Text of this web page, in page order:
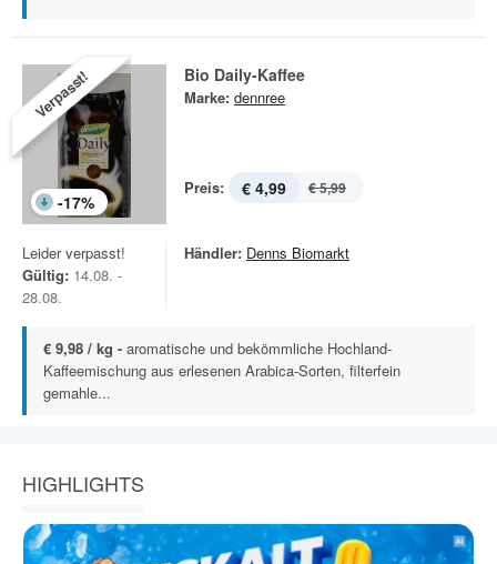
Verpasst!
-17%
Bio Daily-Kaffee
Marke: dennree
Preis: € 4,99 € 5,99
Leider verpasst!
Gültig: 14.08. -
28.08.
Händler: Denns Biomarkt
€ 9,98 / kg - aromatische und bekömmliche Hochland-
Kaffeemischung aus erlesenen Arabica-Sorten, filterfein
gemahle...
HIGHLIGHTS